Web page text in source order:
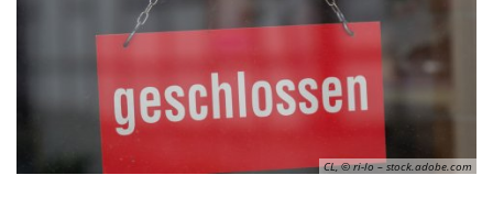
CL, © ri-lo – stock.adobe.com